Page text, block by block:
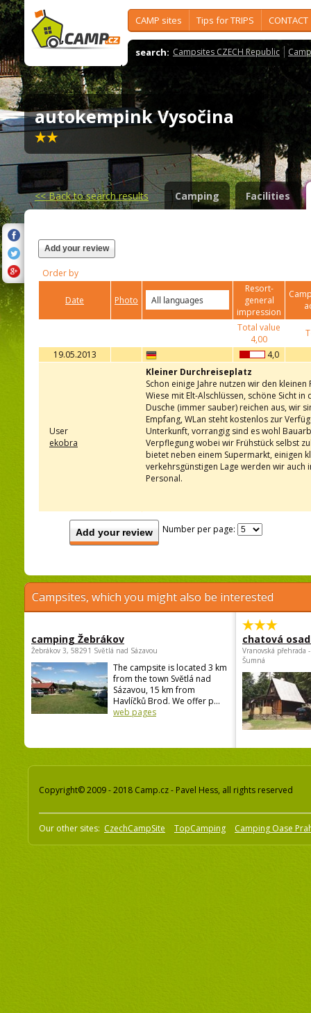
CAMP sites Tips for TRIPS CONTACT
search: Campsites CZECH Republic
autokempink Vysočina
<<Back to search results Camping Facilities
Add your review
Order by
Date Photo
Resort-
general
impression
Total value
4,00
19.05.2013
4,0
User
ekobra
Kleiner Durchreiseplatz
Schon einige Jahre nutzen wir den
Wiese mit Elt-Alschlüssen, schöne Sicht
Dusche (immer sauber) reichen aus, wir
Empfang, WLan steht kostenlos zur
Unterkunft, vorrangig sind es wohl
Verpflegung wobei wir Frühstück selbst
bietet neben einem Supermarkt, einigen
verkehrsgünstigen Lage werden wir
Personal.
Add your review Number per page:
Campsites, which you might also be interested
camping Žebrákov
Žebrákov 3, 58291 Světlá nad Sázavou
The campsite is located 3 km
from the town Světlá nad
Sázavou, 15 km from
Havlíčků Brod. We offer p...
web pages
chatová
Vranovská přehrada
Šumná
Copyright© 2009 - 2018 Camp.cz - Pavel Hess, all rights reserved
Our other sites: CzechCampSite TopCamping Camping Oase